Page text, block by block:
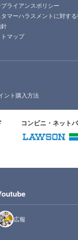
プライアンスポリシー
マーハラスメントに対す
マップ
ント購入方法
コンビニ・ネット
広報